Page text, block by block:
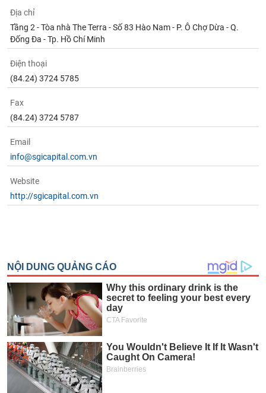
Địa chỉ
Tầng 2 - Tòa nhà The Terra - Số 83 Hào Nam - P. Ô Chợ Dừa - Q.
Đống Đa - Tp. Hồ Chí Minh
Điện thoại
(84.24) 3724 5785
Fax
(84.24) 3724 5787
Email
info@sgicapital.com.vn
Website
http://sgicapital.com.vn